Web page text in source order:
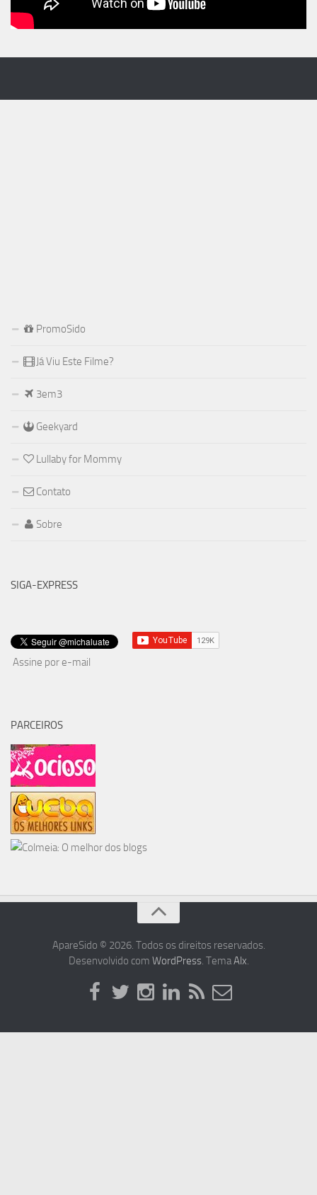
PromoSido
Já Viu Este Filme?
3em3
Geekyard
Lullaby for Mommy
Contato
Sobre
SIGA-EXPRESS
Assine por e-mail
PARCEIROS
ApareSido © 2026. Todos os direitos reservados.
Desenvolvido com WordPress. TemaAlx.